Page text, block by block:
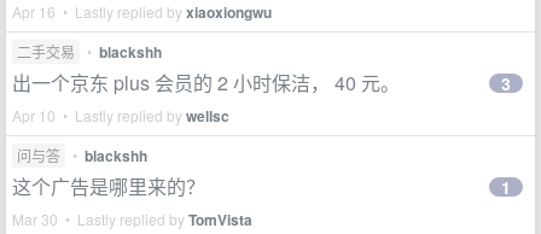
Apr 16 • Lastly replied byxiaoxiongwu
二手交易 • blackshh
出一个京东 plus 会员的 2 小时保洁， 40 元。
Apr 10 • Lastly replied bywellsc
3
问与答 • blackshh
这个广告是哪里来的？
Mar 30 • Lastly replied byTomVista
1